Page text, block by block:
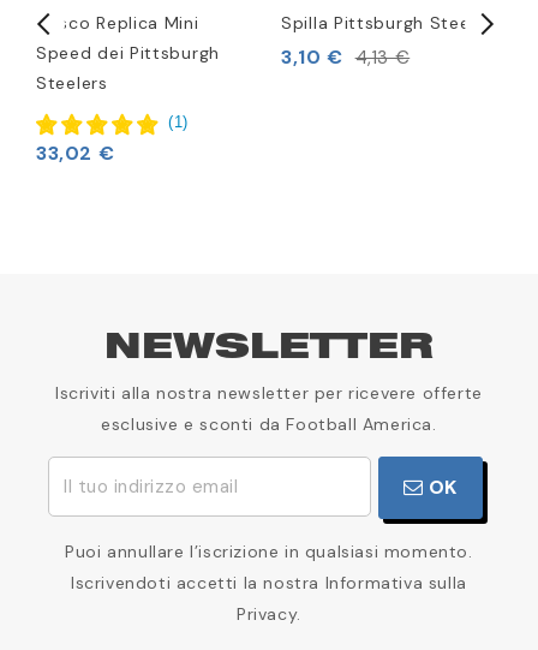
Casco Replica Mini
Speed dei Pittsburgh
Steelers
(1)
33,02 €
Spilla Pittsburgh Steelers
3,10 € 4,13 €
NEWSLETTER
Iscriviti alla nostra newsletter per ricevere offerte
esclusive e sconti da Football America.
OK
Puoi annullare l’iscrizione in qualsiasi momento.
Iscrivendoti accetti la nostra Informativa sulla
Privacy.